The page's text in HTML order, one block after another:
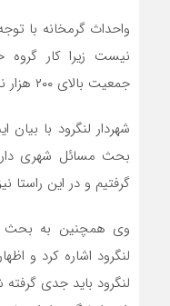
و‌احداث گرمخانه با
نیست زیرا کار
جمعیت بالای ۲۰۰ هزار نفر احداث می‌شود.
شهردار لنگرود با
بحث مسائل شهری
گرفتیم و در این راستا
وی همچنین به بحث
لنگرود اشاره کرد و
لنگرود باید جدی